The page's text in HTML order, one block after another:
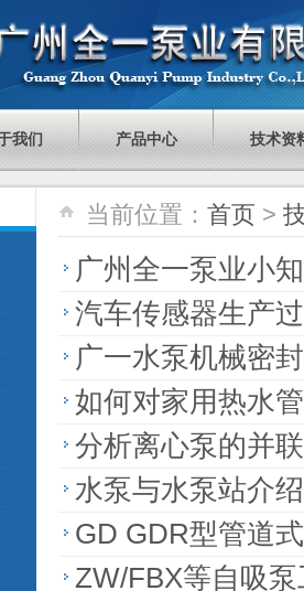
我们 产品中心 技术资
当前位置： 首页 >
广州全一泵业小
汽车传感器生产
广一水泵机械密
如何对家用热水
分析离心泵的并
水泵与水泵站介
GD GDR型管道
ZW/FBX等自吸